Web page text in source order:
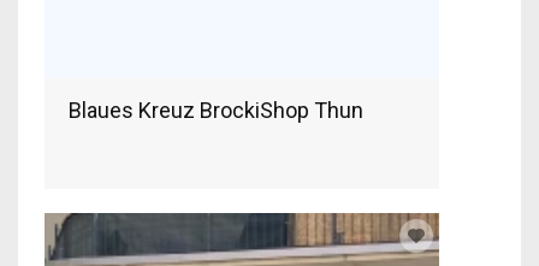
Blaues Kreuz BrockiShop Thun